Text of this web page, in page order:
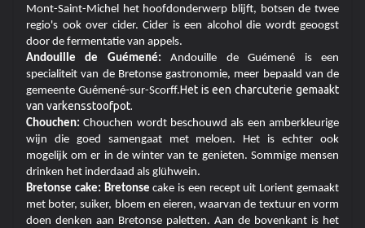
Mont-Saint-Michel het hoofdonderwerp blijft, botsen de twee
regio's ook over cider. Cider is een alcohol die wordt geoogst
door de fermentatie van appels.
Andouille de Guémené: Andouille de Guémené is een
specialiteit van de Bretonse gastronomie, meer bepaald van de
gemeente Guémené-sur-Scorff.Het is een charcuterie gemaakt
van varkensstoofpot.
Chouchen: Chouchen wordt beschouwd als een amberkleurige
wijn die goed samengaat met meloen. Het is echter ook
mogelijk om er in de winter van te genieten. Sommige mensen
drinken het inderdaad als glühwein.
Bretonse cake: Bretonse cake is een recept uit Lorient gemaakt
met boter, suiker, bloem en eieren, waarvan de textuur en vorm
doen denken aan Bretonse paletten. Aan de bovenkant is het